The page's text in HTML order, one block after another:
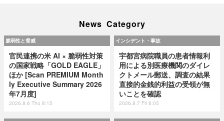
News Category
脆弱性と脅威
官民連携の米 AI × 脆弱性対策
の国家戦略「GOLD EAGLE」
ほか [Scan PREMIUM Month
ly Executive Summary 2026
年7月度]
2026.8.6 Thu 8:15
インシデント・事故
宇都宮病院職員の患者情報利
用による別医療機関のダイレ
クトメール郵送、調査の結果
直接的金銭的利益の受領が無
いことを確認
2026.8.7 Fri 8:05